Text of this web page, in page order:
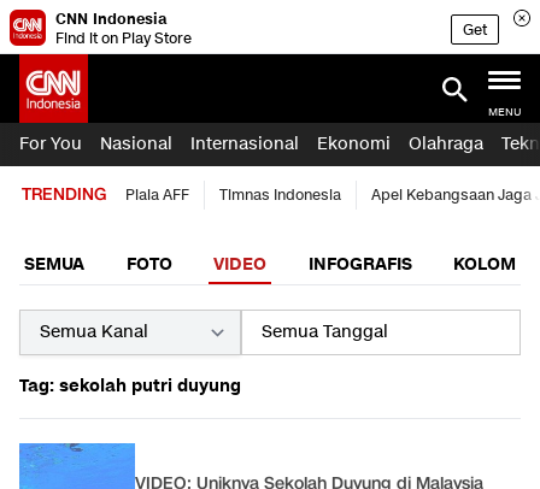
CNN Indonesia
Find it on Play Store
Get
MENU
For You Nasional Internasional Ekonomi Olahraga
TRENDING Piala AFF Timnas Indonesia Apel Kebangsaan Jaga
SEMUA FOTO VIDEO INFOGRAFIS KOLOM
Tag: sekolah putri duyung
VIDEO: Uniknya Sekolah Duyung di Malaysia